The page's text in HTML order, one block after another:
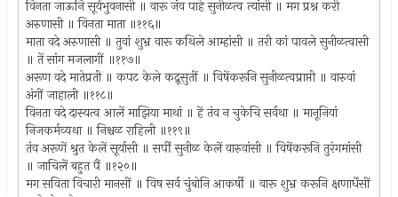
विनता जाऊनि सूर्यभुवनासी ॥ वारू जंव पाहे सुनीळत्व त्यांसी ॥ मग प्रश्न करी
अरुणासी ॥ विनता माता ॥११६॥
माता वदे अरुणासी ॥ तुवां शुभ्र वारू कथिले आम्हांसी ॥ तरी कां पावले सुनीळत्वासी
॥ तें सांग मजलागीं ॥११७॥
अरूण वदे मातेप्रती ॥ कपट केले कद्रूसुतीं ॥ विषेंकरूनि सुनीळत्वप्राप्ती ॥ वारुवां
अंगीं जाहाली ॥११८॥
विनता वदे दास्यत्व आलें माझिया माथां ॥ हें तंव न चुकेचि सर्वथा ॥ मानूनियां
निजकर्मव्यथा ॥ निश्चळ राहिली ॥११९॥
तंव अरूणें श्रुत केलें सूर्यासी ॥ सर्पीं सुनीळ केलें वारुवांसी ॥ विषेंकरूनि तुरंगमांसी
॥ जाचिलें बहुत पैं ॥१२०॥
मग सविता विचारी मानसीं ॥ विष सर्व चुंबोनि आकर्षी ॥ वारू शुभ्र करूनि क्षणार्धेंसीं